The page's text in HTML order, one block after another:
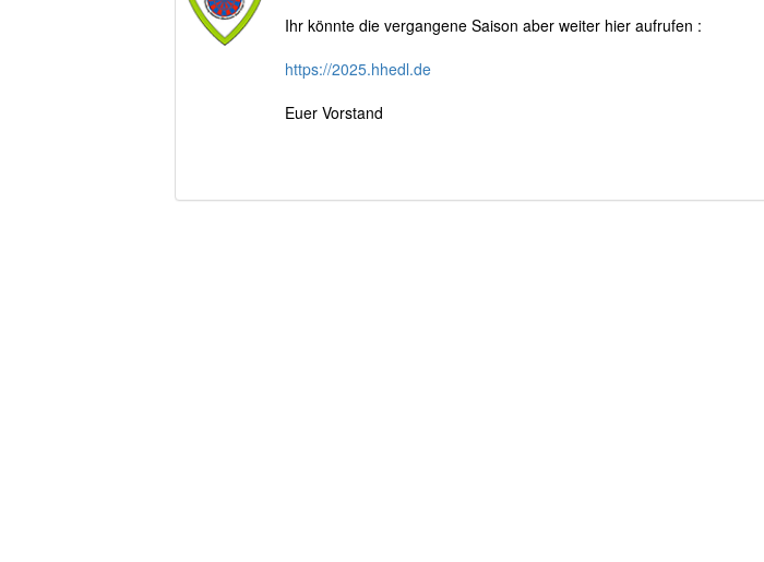
Ihr könnte die vergangene Saison aber weiter hier aufrufen :
https://2025.hhedl.de
Euer Vorstand